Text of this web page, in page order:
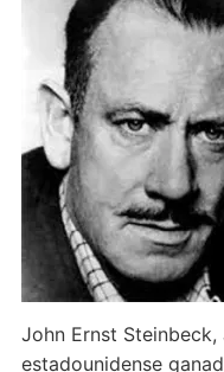
John Ernst
estadounidense